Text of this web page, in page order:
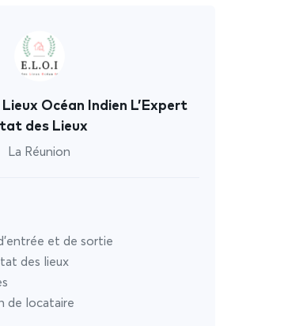
Océan Indien L’Expert
des Lieux
La Réunion
et de sortie
des lieux
de locataire